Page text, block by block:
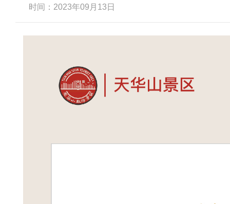
时间： 2023年09月13日